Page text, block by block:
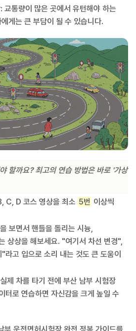
: 교통량이 많은 곳에서 유턴해야 하는
게는 큰 부담이 될 수 있습니다.
할까요? 최고의 연습 방법은 바로 '가상
C, D 코스 영상을 최소 5번 이상씩
보면서 핸들을 돌리는 시늉,
상상을 해보세요. "여기서 차선 변경",
라고 입으로 소리 내는 것도 큰 도움이
제 차를 타기 전에 부산 남부 시험장
터로 연습하면 자신감을 크게 높일 수
부 운전면허시험장 완전 정복 가이드를